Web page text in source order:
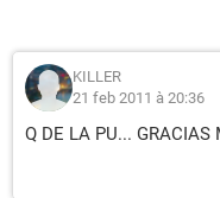
KILLER
21 feb 2011 à 20:36
Q DE LA PU... GRACIAS